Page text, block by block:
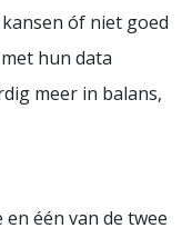
óf niet goed
hun data
meer in balans,
één van de twee